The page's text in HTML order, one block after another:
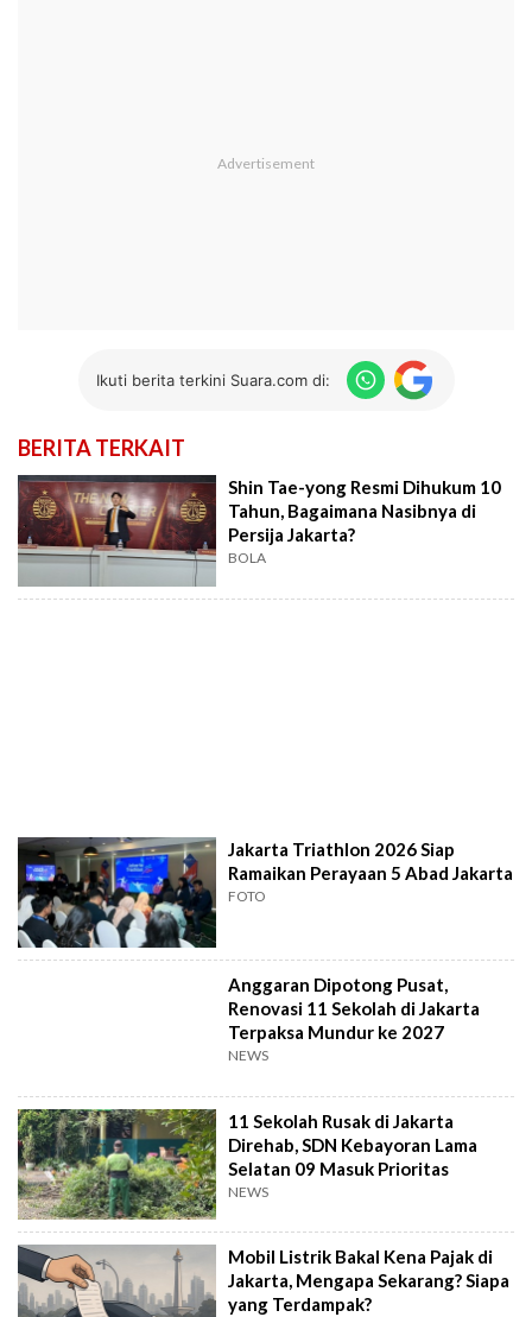
Ikuti berita terkini Suara.com di:
BERITA TERKAIT
Shin Tae-yong Resmi Dihukum 10
Tahun, Bagaimana Nasibnya di
Persija Jakarta?
BOLA
Jakarta Triathlon 2026 Siap
Ramaikan Perayaan 5 Abad Jakarta
FOTO
Anggaran Dipotong Pusat,
Renovasi 11 Sekolah di Jakarta
Terpaksa Mundur ke 2027
NEWS
11 Sekolah Rusak di Jakarta
Direhab, SDN Kebayoran Lama
Selatan 09 Masuk Prioritas
NEWS
Mobil Listrik Bakal Kena Pajak di
Jakarta, Mengapa Sekarang? Siapa
yang Terdampak?